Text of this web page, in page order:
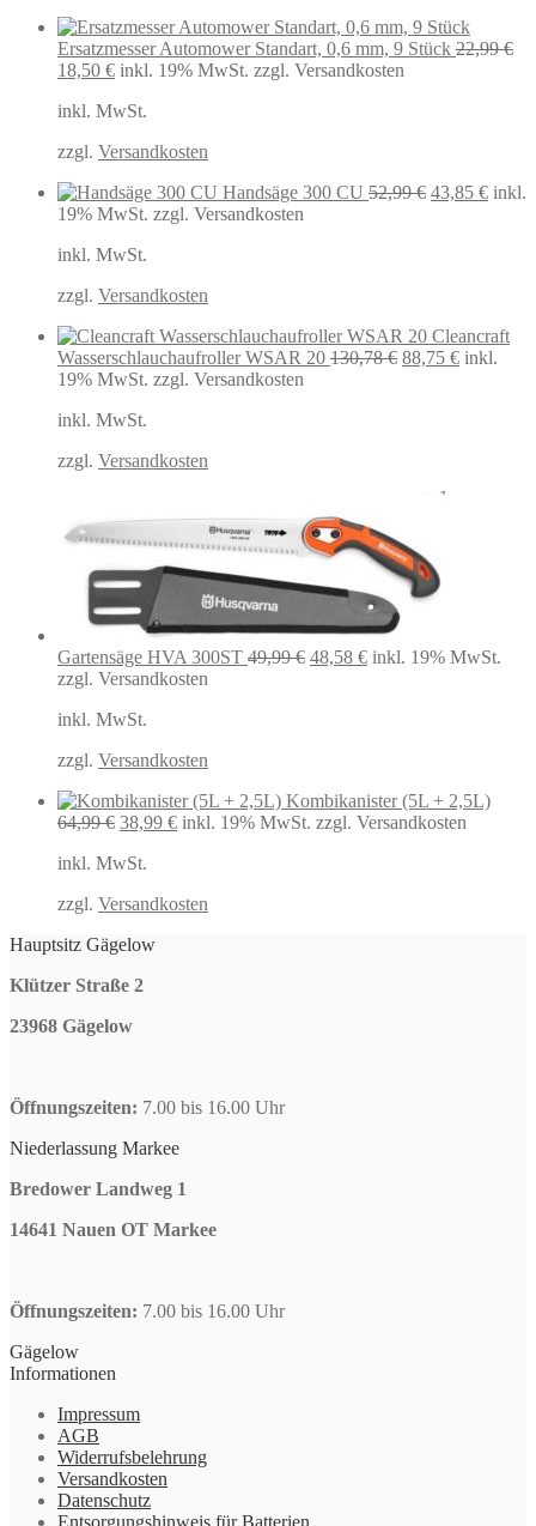
Ersatzmesser Automower Standart, 0,6 mm, 9 Stück 22,99€
Ursprünglicher
war:
18,50 €Aktueller
ist:
inkl. 19% MwSt. zzgl. Versandkosten
inkl. MwSt.
zzgl. Versandkosten
Handsäge 300 CU 52,99€ 43,85 € inkl.
19% MwSt. zzgl. Versandkosten
inkl. MwSt.
zzgl. Versandkosten
Cleancraft
Wasserschlauchaufroller WSAR 20 130,78€ Ursprünglicher
88,75 €Aktueller
inkl.
19% MwSt. zzgl. Versandkosten
inkl. MwSt.
zzgl. Versandkosten
Gartensäge HVA 300ST 49,99€ Ursprünglicher
48,58 €Aktueller
inkl. 19% MwSt.
zzgl. Versandkosten
inkl. MwSt.
zzgl. Versandkosten
Kombikanister (5L + 2,5L)
64,99€ Ursprünglicher
war:
38,99 €Aktueller
inkl. 19% MwSt. zzgl. Versandkosten
inkl. MwSt.
zzgl. Versandkosten
Hauptsitz Gägelow
Klützer Straße 2
23968 Gägelow
Öffnungszeiten: 7.00 bis 16.00 Uhr
Niederlassung Markee
Bredower Landweg 1
14641 Nauen OT Markee
Öffnungszeiten: 7.00 bis 16.00 Uhr
Gägelow
Informationen
Impressum
AGB
Widerrufsbelehrung
Versandkosten
Datenschutz
Entsorgungshinweis für Batterien